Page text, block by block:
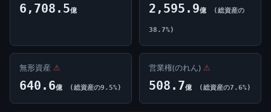
6,708.5億 2,595.9億 (総資産の
38.7%)
無形資産 ⚠
640.6億 (総資産の9.5%)
営業権(のれん) ⚠
508.7億 (総資産の7.6%)